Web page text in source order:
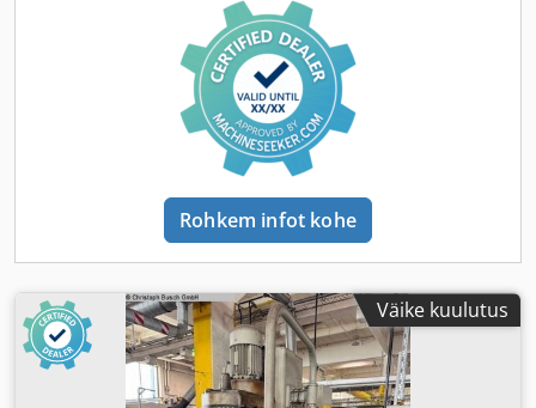
Rohkem infot kohe
Väike kuulutus